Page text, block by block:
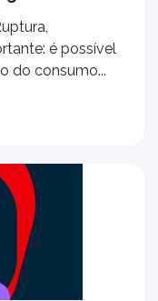
é possível
do consumo...